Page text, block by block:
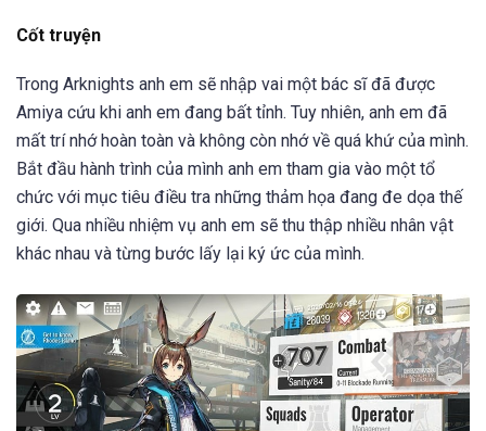
Cốt truyện
Trong Arknights anh em sẽ nhập vai một bác sĩ đã được
Amiya cứu khi anh em đang bất tỉnh. Tuy nhiên, anh em đã
mất trí nhớ hoàn toàn và không còn nhớ về quá khứ của mình.
Bắt đầu hành trình của mình anh em tham gia vào một tổ
chức với mục tiêu điều tra những thảm họa đang đe dọa thế
giới. Qua nhiều nhiệm vụ anh em sẽ thu thập nhiều nhân vật
khác nhau và từng bước lấy lại ký ức của mình.